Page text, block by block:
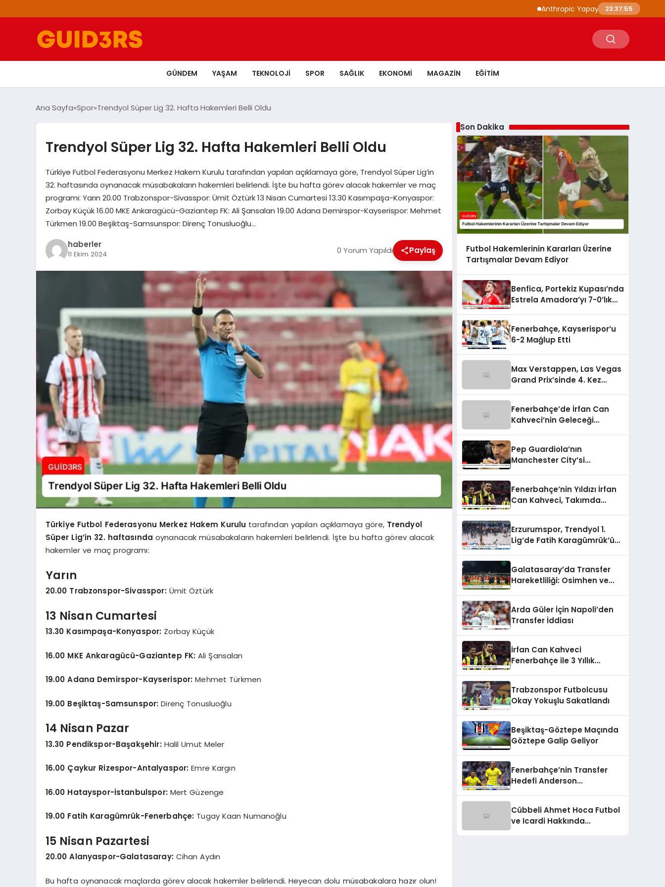
Anthropic Yapay Zeka Modelleri 3 Farklı
23:37:56
GÜNDEM YAŞAM TEKNOLOJI SPOR SAĞLIK EKONOMI MAGAZIN EĞITIM
Ana Sayfa Spor Trendyol Süper Lig 32. Hafta Hakemleri Belli Oldu
Trendyol Süper Lig 32. Hafta Hakemleri Belli Oldu
Türkiye Futbol Federasyonu Merkez Hakem Kurulu tarafından yapılan açıklamaya göre, Trendyol Süper Lig’in
32. haftasında oynanacak müsabakaların hakemleri belirlendi. İşte bu hafta görev alacak hakemler ve maç
programı: Yarın 20.00 Trabzonspor-Sivasspor: Ümit Öztürk 13 Nisan Cumartesi 13.30 Kasımpaşa-Konyaspor:
Zorbay Küçük 16.00 MKE Ankaragücü-Gaziantep FK: Ali Şansalan 19.00 Adana Demirspor-Kayserispor: Mehmet
Türkmen 19.00 Beşiktaş-Samsunspor: Direnç Tonusluoğlu…
haberler
11 Ekim 2024 0 Yorum Yapıldı Paylaş
Türkiye Futbol Federasyonu Merkez Hakem Kurulu tarafından yapılan açıklamaya göre, Trendyol
Süper Lig’in 32. haftasında oynanacak müsabakaların hakemleri belirlendi. İşte bu hafta görev alacak
hakemler ve maç programı:
Yarın
20.00 Trabzonspor-Sivasspor: Ümit Öztürk
13 Nisan Cumartesi
13.30 Kasımpaşa-Konyaspor: Zorbay Küçük
16.00 MKE Ankaragücü-Gaziantep FK: Ali Şansalan
19.00 Adana Demirspor-Kayserispor: Mehmet Türkmen
19.00 Beşiktaş-Samsunspor: Direnç Tonusluoğlu
14 Nisan Pazar
13.30 Pendikspor-Başakşehir: Halil Umut Meler
16.00 Çaykur Rizespor-Antalyaspor: Emre Kargın
16.00 Hatayspor-İstanbulspor: Mert Güzenge
19.00 Fatih Karagümrük-Fenerbahçe: Tugay Kaan Numanoğlu
15 Nisan Pazartesi
20.00 Alanyaspor-Galatasaray: Cihan Aydın
Bu hafta oynanacak maçlarda görev alacak hakemler belirlendi. Heyecan dolu müsabakalara hazır olun!
Son Dakika
Futbol Hakemlerinin Kararları Üzerine
Tartışmalar Devam Ediyor
Benfica, Portekiz Kupası’nda
Estrela Amadora’yı 7-0’lık
Fenerbahçe, Kayserispor’u
6-2 Mağlup Etti
Max Verstappen, Las Vegas
Grand Prix’sinde 4. Kez
Fenerbahçe’de İrfan Can
Kahveci’nin Geleceği
Pep Guardiola’nın
Manchester City’si
Fenerbahçe’nin Yıldızı İrfan
Can Kahveci, Takımda
Erzurumspor, Trendyol 1.
Lig’de Fatih Karagümrük’ü
Galatasaray’da Transfer
Hareketliliği: Osimhen ve
Arda Güler İçin Napoli’den
Transfer İddiası
İrfan Can Kahveci
Fenerbahçe ile 3 Yıllık
Trabzonspor Futbolcusu
Okay Yokuşlu Sakatlandı
Beşiktaş-Göztepe Maçında
Göztepe Galip Geliyor
Fenerbahçe’nin Transfer
Hedefi Anderson
Cübbeli Ahmet Hoca Futbol
ve Icardi Hakkında